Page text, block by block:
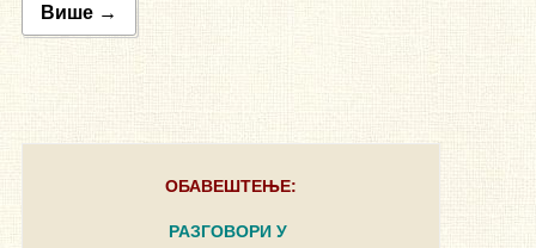
Више →
ОБАВЕШТЕЊЕ:
РАЗГОВОРИ У